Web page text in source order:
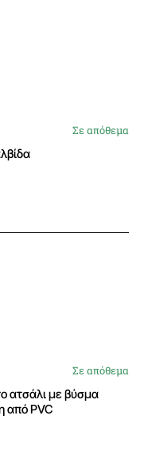
Σε απόθεμα
βαλβίδα
Σε απόθεμα
ατσάλι με βύσμα
από PVC